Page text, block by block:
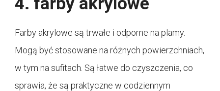
Farby akrylowe są trwałe i odporne na plamy.
Mogą być stosowane na różnych powierzchniach,
w tym na sufitach. Są łatwe do czyszczenia, co
sprawia, że są praktyczne w codziennym